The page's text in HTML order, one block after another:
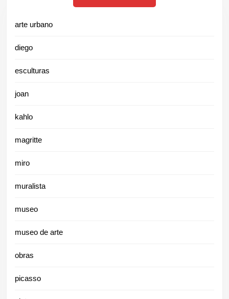
arte urbano
diego
esculturas
joan
kahlo
magritte
miro
muralista
museo
museo de arte
obras
picasso